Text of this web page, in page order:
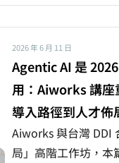
2026 年 6 月 11 日
Agentic AI 是
用：Aiworks 講座
導入路徑到人才佈
Aiworks 與台灣 DDI
局」高階工作坊，本